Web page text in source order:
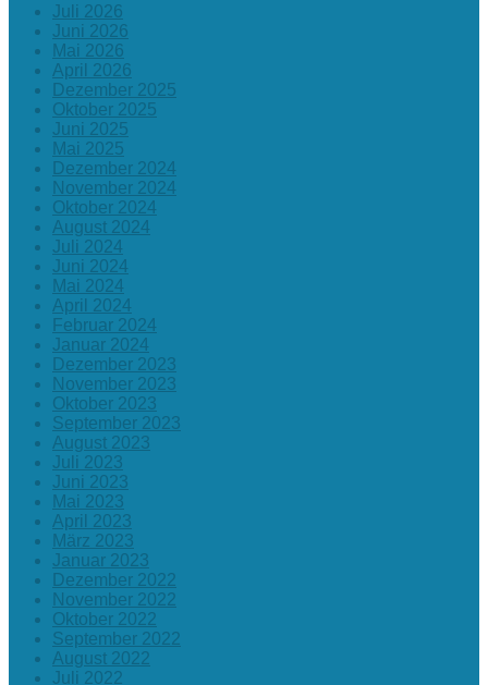
Juli 2026
Juni 2026
Mai 2026
April 2026
Dezember 2025
Oktober 2025
Juni 2025
Mai 2025
Dezember 2024
November 2024
Oktober 2024
August 2024
Juli 2024
Juni 2024
Mai 2024
April 2024
Februar 2024
Januar 2024
Dezember 2023
November 2023
Oktober 2023
September 2023
August 2023
Juli 2023
Juni 2023
Mai 2023
April 2023
März 2023
Januar 2023
Dezember 2022
November 2022
Oktober 2022
September 2022
August 2022
Juli 2022